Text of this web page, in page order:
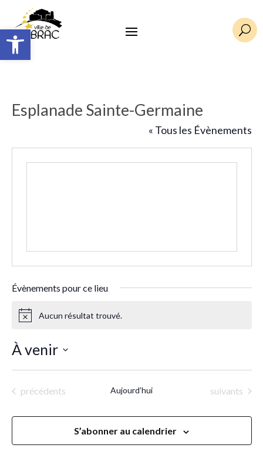
Ouvrir la barre d’outils U
Esplanade Sainte-Germaine
« Tous les Évènements
Évènements pour ce lieu
NoticeAucun résultat trouvé.
À venir
Sélectionnez
uneÉvènements
précédents Aujourd’hui Évènements
suivants
S’abonner au calendrier